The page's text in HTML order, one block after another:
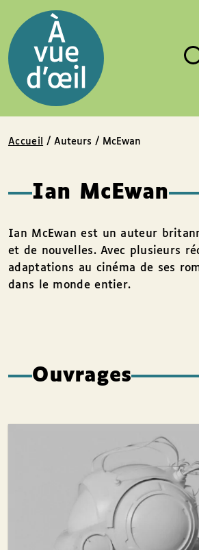
Fermer
Rechercher
un
livre,
un
auteur,
un
EAN
Accueil / Auteurs / McEwan
Ian McEwan
Ian McEwan est un auteur
et de nouvelles. Avec plusieurs
adaptations au cinéma de ses
dans le monde entier.
Ouvrages